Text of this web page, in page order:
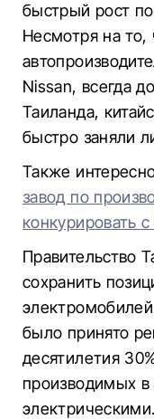
быстрый рост
Несмотря на то,
Nissan, всегда
Таиланда,
быстро заняли
Также
завод по
конкурировать с
Правительство
сохранить
было принято
десятилетия
производимых в